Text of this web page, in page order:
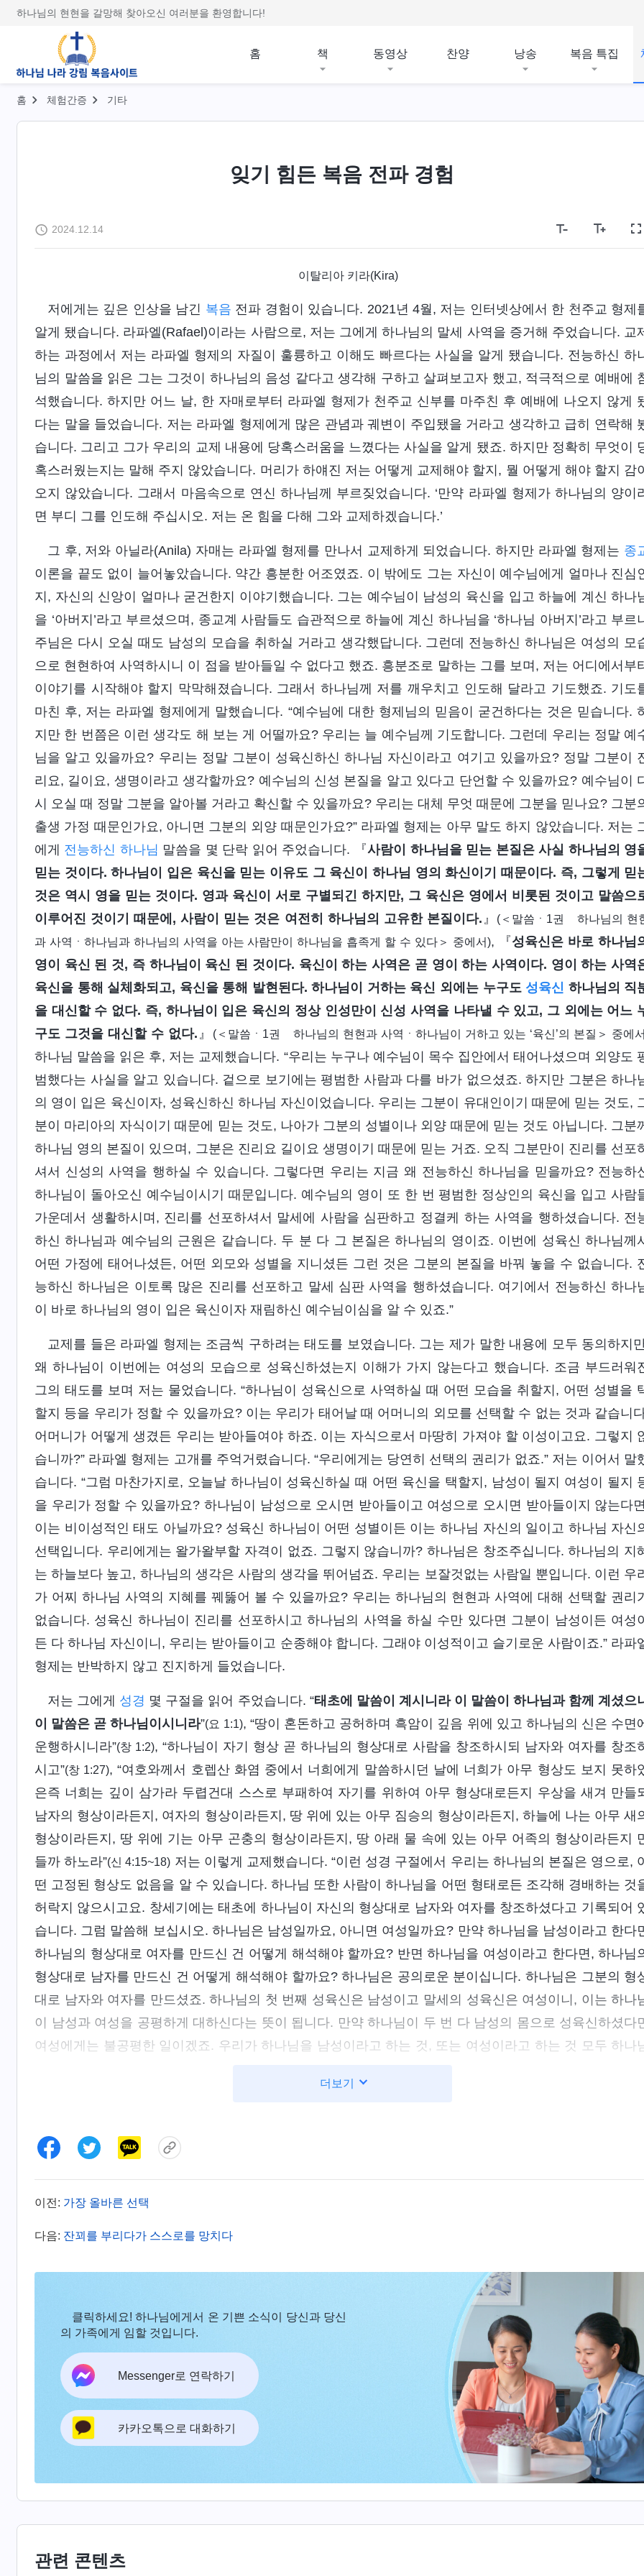
하나님의 현현을 갈망해 찾아오신 여러분을 환영합니다!
홈 책 동영상 찬양 낭송 복음 특집
홈 체험간증 기타
잊기 힘든 복음 전파 경험
2024.12.14
이탈리아 키라(Kira)
저에게는 깊은 인상을 남긴 복음 전파 경험이 있습니다. 2021년 4월, 저는 인터넷상에서 한 천주교 형제
알게 됐습니다. 라파엘(Rafael)이라는 사람으로, 저는 그에게 하나님의 말세 사역을 증거해 주었습니다. 교제
하는 과정에서 저는 라파엘 형제의 자질이 훌륭하고 이해도 빠르다는 사실을 알게 됐습니다. 전능하신 하
님의 말씀을 읽은 그는 그것이 하나님의 음성 같다고 생각해 구하고 살펴보고자 했고, 적극적으로 예배에
석했습니다. 하지만 어느 날, 한 자매로부터 라파엘 형제가 천주교 신부를 마주친 후 예배에 나오지 않게
다는 말을 들었습니다. 저는 라파엘 형제에게 많은 관념과 궤변이 주입됐을 거라고 생각하고 급히 연락해
습니다. 그리고 그가 우리의 교제 내용에 당혹스러움을 느꼈다는 사실을 알게 됐죠. 하지만 정확히 무엇이
혹스러웠는지는 말해 주지 않았습니다. 머리가 하얘진 저는 어떻게 교제해야 할지, 뭘 어떻게 해야 할지 감이
오지 않았습니다. 그래서 마음속으로 연신 하나님께 부르짖었습니다. ‘만약 라파엘 형제가 하나님의 양이
면 부디 그를 인도해 주십시오. 저는 온 힘을 다해 그와 교제하겠습니다.’
그 후, 저와 아닐라(Anila) 자매는 라파엘 형제를 만나서 교제하게 되었습니다. 하지만 라파엘 형제는 종
이론을 끝도 없이 늘어놓았습니다. 약간 흥분한 어조였죠. 이 밖에도 그는 자신이 예수님에게 얼마나 진심
지, 자신의 신앙이 얼마나 굳건한지 이야기했습니다. 그는 예수님이 남성의 육신을 입고 하늘에 계신 하나
을 ‘아버지’라고 부르셨으며, 종교계 사람들도 습관적으로 하늘에 계신 하나님을 ‘하나님 아버지’라고 부르
주님은 다시 오실 때도 남성의 모습을 취하실 거라고 생각했답니다. 그런데 전능하신 하나님은 여성의 모
으로 현현하여 사역하시니 이 점을 받아들일 수 없다고 했죠. 흥분조로 말하는 그를 보며, 저는 어디에서부
이야기를 시작해야 할지 막막해졌습니다. 그래서 하나님께 저를 깨우치고 인도해 달라고 기도했죠. 기도
마친 후, 저는 라파엘 형제에게 말했습니다. “예수님에 대한 형제님의 믿음이 굳건하다는 것은 믿습니다.
지만 한 번쯤은 이런 생각도 해 보는 게 어떨까요? 우리는 늘 예수님께 기도합니다. 그런데 우리는 정말 예
님을 알고 있을까요? 우리는 정말 그분이 성육신하신 하나님 자신이라고 여기고 있을까요? 정말 그분이
리요, 길이요, 생명이라고 생각할까요? 예수님의 신성 본질을 알고 있다고 단언할 수 있을까요? 예수님이
시 오실 때 정말 그분을 알아볼 거라고 확신할 수 있을까요? 우리는 대체 무엇 때문에 그분을 믿나요? 그분
출생 가정 때문인가요, 아니면 그분의 외양 때문인가요?” 라파엘 형제는 아무 말도 하지 않았습니다. 저는
에게 전능하신 하나님 말씀을 몇 단락 읽어 주었습니다. 『사람이 하나님을 믿는 본질은 사실 하나님의 영
믿는 것이다. 하나님이 입은 육신을 믿는 이유도 그 육신이 하나님 영의 화신이기 때문이다. 즉, 그렇게 믿
것은 역시 영을 믿는 것이다. 영과 육신이 서로 구별되긴 하지만, 그 육신은 영에서 비롯된 것이고 말씀으
이루어진 것이기 때문에, 사람이 믿는 것은 여전히 하나님의 고유한 본질이다. 』
(＜말씀ㆍ1권 하나님의 현
과 사역ㆍ하나님과 하나님의 사역을 아는 사람만이 하나님을 흡족게 할 수 있다＞ 중에서), 『성육신은 바로 하나님
영이 육신 된 것, 즉 하나님이 육신 된 것이다. 육신이 하는 사역은 곧 영이 하는 사역이다. 영이 하는 사역
육신을 통해 실체화되고, 육신을 통해 발현된다. 하나님이 거하는 육신 외에는 누구도성육신 하나님의 직
을 대신할 수 없다. 즉, 하나님이 입은 육신의 정상 인성만이 신성 사역을 나타낼 수 있고, 그 외에는 어느
구도 그것을 대신할 수 없다. 』 (＜말씀ㆍ1권 하나님의 현현과 사역ㆍ하나님이 거하고 있는 ‘육신’의 본질＞ 중에
하나님 말씀을 읽은 후, 저는 교제했습니다. “우리는 누구나 예수님이 목수 집안에서 태어나셨으며 외양도
범했다는 사실을 알고 있습니다. 겉으로 보기에는 평범한 사람과 다를 바가 없으셨죠. 하지만 그분은 하나
의 영이 입은 육신이자, 성육신하신 하나님 자신이었습니다. 우리는 그분이 유대인이기 때문에 믿는 것도,
분이 마리아의 자식이기 때문에 믿는 것도, 나아가 그분의 성별이나 외양 때문에 믿는 것도 아닙니다. 그분께
하나님 영의 본질이 있으며, 그분은 진리요 길이요 생명이기 때문에 믿는 거죠. 오직 그분만이 진리를 선포
셔서 신성의 사역을 행하실 수 있습니다. 그렇다면 우리는 지금 왜 전능하신 하나님을 믿을까요? 전능하
하나님이 돌아오신 예수님이시기 때문입니다. 예수님의 영이 또 한 번 평범한 정상인의 육신을 입고 사람
가운데서 생활하시며, 진리를 선포하셔서 말세에 사람을 심판하고 정결케 하는 사역을 행하셨습니다. 전
하신 하나님과 예수님의 근원은 같습니다. 두 분 다 그 본질은 하나님의 영이죠. 이번에 성육신 하나님께
어떤 가정에 태어나셨든, 어떤 외모와 성별을 지니셨든 그런 것은 그분의 본질을 바꿔 놓을 수 없습니다.
능하신 하나님은 이토록 많은 진리를 선포하고 말세 심판 사역을 행하셨습니다. 여기에서 전능하신 하나
이 바로 하나님의 영이 입은 육신이자 재림하신 예수님이심을 알 수 있죠.”
교제를 들은 라파엘 형제는 조금씩 구하려는 태도를 보였습니다. 그는 제가 말한 내용에 모두 동의하지
왜 하나님이 이번에는 여성의 모습으로 성육신하셨는지 이해가 가지 않는다고 했습니다. 조금 부드러워
그의 태도를 보며 저는 물었습니다. “하나님이 성육신으로 사역하실 때 어떤 모습을 취할지, 어떤 성별을
할지 등을 우리가 정할 수 있을까요? 이는 우리가 태어날 때 어머니의 외모를 선택할 수 없는 것과 같습니
어머니가 어떻게 생겼든 우리는 받아들여야 하죠. 이는 자식으로서 마땅히 가져야 할 이성이고요. 그렇지
습니까?” 라파엘 형제는 고개를 주억거렸습니다. “우리에게는 당연히 선택의 권리가 없죠.” 저는 이어서 말
습니다. “그럼 마찬가지로, 오늘날 하나님이 성육신하실 때 어떤 육신을 택할지, 남성이 될지 여성이 될지
을 우리가 정할 수 있을까요? 하나님이 남성으로 오시면 받아들이고 여성으로 오시면 받아들이지 않는다
이는 비이성적인 태도 아닐까요? 성육신 하나님이 어떤 성별이든 이는 하나님 자신의 일이고 하나님 자신
선택입니다. 우리에게는 왈가왈부할 자격이 없죠. 그렇지 않습니까? 하나님은 창조주십니다. 하나님의 지혜
는 하늘보다 높고, 하나님의 생각은 사람의 생각을 뛰어넘죠. 우리는 보잘것없는 사람일 뿐입니다. 이런 우
가 어찌 하나님 사역의 지혜를 꿰뚫어 볼 수 있을까요? 우리는 하나님의 현현과 사역에 대해 선택할 권리
없습니다. 성육신 하나님이 진리를 선포하시고 하나님의 사역을 하실 수만 있다면 그분이 남성이든 여성이
든 다 하나님 자신이니, 우리는 받아들이고 순종해야 합니다. 그래야 이성적이고 슬기로운 사람이죠.” 라파
형제는 반박하지 않고 진지하게 들었습니다.
저는 그에게 성경 몇 구절을 읽어 주었습니다. “태초에 말씀이 계시니라 이 말씀이 하나님과 함께 계셨으
이 말씀은 곧 하나님이시니라”(요 1:1), “땅이 혼돈하고 공허하며 흑암이 깊음 위에 있고 하나님의 신은 수면에
운행하시니라”(창 1:2), “하나님이 자기 형상 곧 하나님의 형상대로 사람을 창조하시되 남자와 여자를 창조
시고”(창 1:27), “여호와께서 호렙산 화염 중에서 너희에게 말씀하시던 날에 너희가 아무 형상도 보지 못하
은즉 너희는 깊이 삼가라 두렵건대 스스로 부패하여 자기를 위하여 아무 형상대로든지 우상을 새겨 만들
남자의 형상이라든지, 여자의 형상이라든지, 땅 위에 있는 아무 짐승의 형상이라든지, 하늘에 나는 아무 새
형상이라든지, 땅 위에 기는 아무 곤충의 형상이라든지, 땅 아래 물 속에 있는 아무 어족의 형상이라든지
들까 하노라”(신 4:15~18) 저는 이렇게 교제했습니다. “이런 성경 구절에서 우리는 하나님의 본질은 영으로,
떤 고정된 형상도 없음을 알 수 있습니다. 하나님 또한 사람이 하나님을 어떤 형태로든 조각해 경배하는 것
허락지 않으시고요. 창세기에는 태초에 하나님이 자신의 형상대로 남자와 여자를 창조하셨다고 기록되어
습니다. 그럼 말씀해 보십시오. 하나님은 남성일까요, 아니면 여성일까요? 만약 하나님을 남성이라고 한다
하나님의 형상대로 여자를 만드신 건 어떻게 해석해야 할까요? 반면 하나님을 여성이라고 한다면, 하나님
형상대로 남자를 만드신 건 어떻게 해석해야 할까요? 하나님은 공의로운 분이십니다. 하나님은 그분의 형
대로 남자와 여자를 만드셨죠. 하나님의 첫 번째 성육신은 남성이고 말세의 성육신은 여성이니, 이는 하나
이 남성과 여성을 공평하게 대하신다는 뜻이 됩니다. 만약 하나님이 두 번 다 남성의 몸으로 성육신하셨다
여성에게는 불공평한 일이겠죠. 우리가 하나님을 남성이라고 하는 것, 또는 여성이라고 하는 것 모두 하나
성육신하셨습니다. ‘성육신’이라면 사람의 형상이 되는 것을 뜻하죠. 그건 남성일 수도, 여성일 수도 있습니
지 듣고 깨달은 바가 있었는지 제 교제에 동조했습니다. 저는 또 그에게 전능하신 하나님 말씀을 몇 단락 읽
어 주었습니다. 『하나님의 각 단계 사역에는 모두 실제적인 의의가 있다. 예수는 예전에 왔을 때는 남성으로
왔었지만 이번에는 여성으로 왔다. 이를 통해 하나님이 남자와 여자를 만든 것은 모두 그의 사역을 위해서
며, 하나님께는 성별의 구분이 없음을 알 수 있다. 그의 영은 얼마든지 자유롭게 육신을 취할 수 있고, 그 육신
은 하나님을 대표한다. 남자든 여자든, 하나님이 입은 육신이라면 모두 하나님을 대표한다는 말이다. 설령 예
단계의 사역을 완성했을 것이다. 그랬다면 지금 단계의 사역은 남자가 하게 됐을 것이고, 마찬가지로 사역
완성할 것이다. 사역은 어느 단계든 모두 의의가 있으며, 두 단계의 사역은 중복되지도, 서로 모순되지도 않
』(＜말씀ㆍ1권 하나님의 현현과 사역ㆍ두 번의 성육신으로 성육신의 의의가 완전해지다＞ 중에서) , 『
가령 성육
신한 하나님이 단지 남자라면, 사람은 그를 남자로 규정하고 남자의 하나님으로 대하지, 결코 여자의 하나님
이라고 여기지 않을 것이다. 그렇게 되면 남자들은 하나님이 자신들과 같은 성별이니, 하나님은 남자들의 머
리라고 여길 것이다. 그럼 여자들은 어떻게 되겠느냐? 이는 불공평한 일이다. 그것은 사람을 차별하는 것
아니겠느냐? 그렇게 된다면 하나님이 구원하는 대상은 모두 자신과 같은 남자뿐일 테고, 여자는 그 누구
구원을 받지 못하게 될 것이다. 하나님은 인류를 창조할 때 아담도 만들고 하와도 만들었다. 하나님은 아담만
만든 것이 아니라 자신의 형상대로 남자와 여자를 만들었다. 하나님은 남자의 하나님일 뿐만 아니라 여자
하나님이기도 하다.』(＜말씀ㆍ1권 하나님의 현현과 사역ㆍ사역 이상 3＞ 중에서), 『‘하나님’이란성령, 그 영,
곱 배로 강화된 영, 만유를 포함하는 영일 뿐만 아니라 또한 사람이다. 그것도 보통 사람이고 극히 평범한
람이다. 또 남성일 뿐만 아니라 여성이기도 한데, 같은 점은 둘 다 사람에게서 났다는 것이고, 다른 점은 성
으로 잉태됐다는 것과 사람에게서 났으나 직접 영에서 왔다는 것이다. 같은 점은 성육신 하나님이 모두 하나
더보기
이전: 가장 올바른 선택
다음: 잔꾀를 부리다가 스스로를 망치다
클릭하세요! 하나님에게서 온 기쁜 소식이 당신과 당신
의 가족에게 임할 것입니다.
Messenger로 연락하기
카카오톡으로 대화하기
관련 콘텐츠